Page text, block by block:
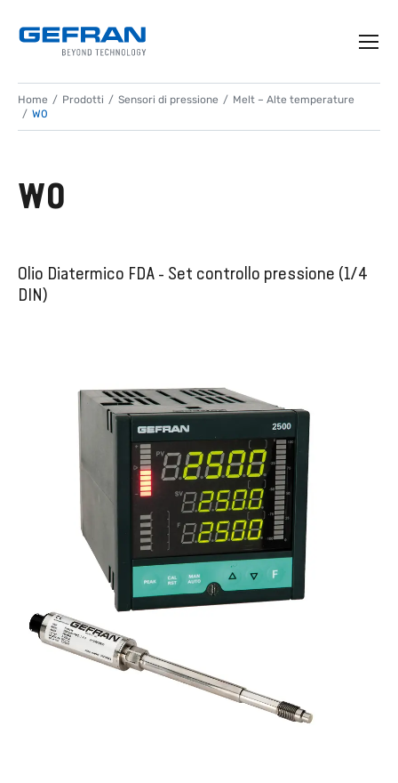
Home Prodotti Sensori di pressione
Melt – Alte temperature
W0
W0
Olio Diatermico FDA - Set controllo pressione (1/4
DIN)